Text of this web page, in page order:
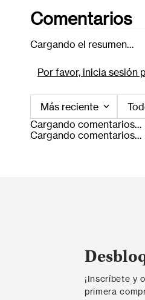
Comentarios
Cargando el resumen…
Por favor, inicia sesión
Más reciente
Cargando comentarios…
Cargando comentarios…
¡Inscríbete y
primera